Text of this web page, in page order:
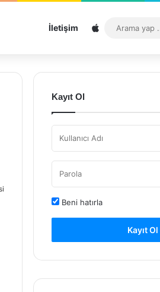
İletişim Sitemap
Kayıt Ol
Beni hatırla
Kayıt Ol